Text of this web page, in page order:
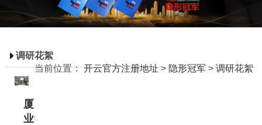
开云官方注册地址-开云(中国)
调研花絮
当前位置：开云官方注册地址>隐形冠军>调研花絮
厦门卷2企
业调研之